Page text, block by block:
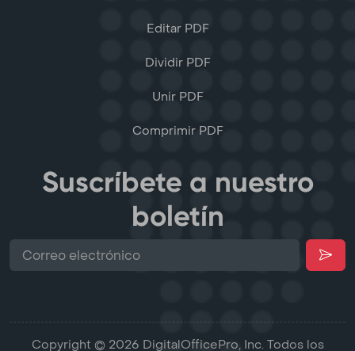
Editar PDF
Dividir PDF
Unir PDF
Comprimir PDF
Suscríbete a nuestro
boletín
Copyright © 2026 DigitalOfficePro, Inc. Todos los